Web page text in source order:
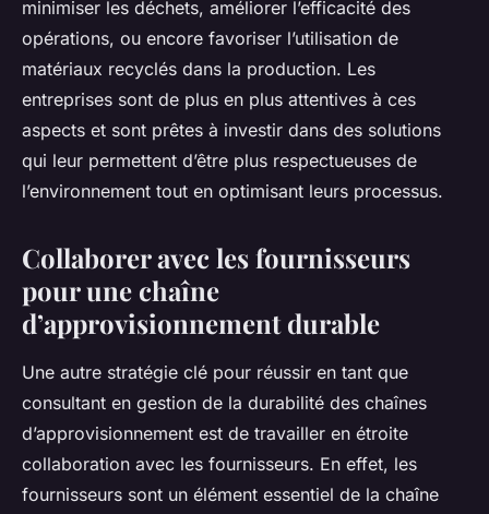
minimiser les déchets, améliorer l’efficacité des
opérations, ou encore favoriser l’utilisation de
matériaux recyclés dans la production. Les
entreprises sont de plus en plus attentives à ces
aspects et sont prêtes à investir dans des solutions
qui leur permettent d’être plus respectueuses de
l’environnement tout en optimisant leurs processus.
Collaborer avec les fournisseurs
pour une chaîne
d’approvisionnement durable
Une autre stratégie clé pour réussir en tant que
consultant en gestion de la durabilité des chaînes
d’approvisionnement est de travailler en étroite
collaboration avec les fournisseurs. En effet, les
fournisseurs sont un élément essentiel de la chaîne